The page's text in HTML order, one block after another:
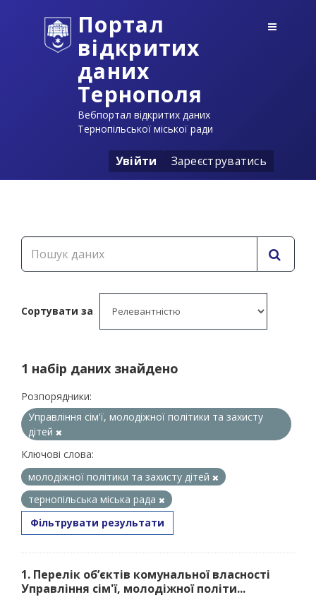
Портал
відкритих
даних
Тернополя
Вебпортал відкритих даних
Тернопільської міської ради
Увійти Зареєструватись
Сортувати за
1 набір даних знайдено
Розпорядники:
Управління сім'ї, молодіжної політики та захисту
дітей
Ключові слова:
молодіжної політики та захисту дітей
тернопільська міська рада
Фільтрувати результати
1. Перелік об’єктів комунальної власності
Управління сім'ї, молодіжної політи...